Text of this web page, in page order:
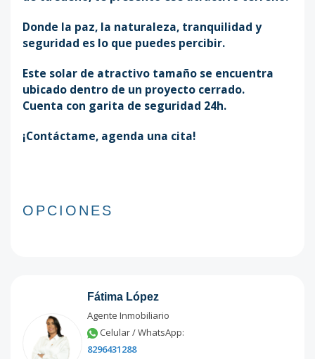
Donde la paz, la naturaleza, tranquilidad y
seguridad es lo que puedes percibir.
Este solar de atractivo tamaño se encuentra
ubicado dentro de un proyecto cerrado.
Cuenta con garita de seguridad 24h.
¡Contáctame, agenda una cita!
OPCIONES
Fátima López
Agente Inmobiliario
Celular / WhatsApp:
8296431288